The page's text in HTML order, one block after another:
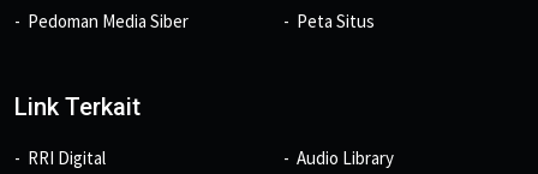
Pedoman Media Siber
Peta Situs
Link Terkait
RRI Digital
Audio Library